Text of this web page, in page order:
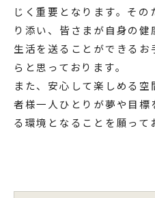
じく重要となります。そ
り添い、皆さまが自身の
生活を送ることができる
らと思っております。
また、安心して楽しめる
者様一人ひとりが夢や目標
る環境となることを願って